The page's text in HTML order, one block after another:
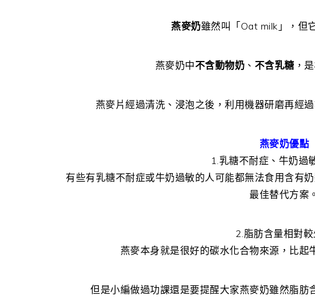
燕麥奶雖然叫「Oat milk」，但
燕麥奶中不含動物奶 、 不含乳糖 ，是
燕麥片經過清洗、浸泡之後，利用機器研磨再經
燕麥奶優點
1.乳糖不耐症、牛奶過
有些有乳糖不耐症或牛奶過敏的人可能都無法食用含有
最佳替代方案。
2.脂肪含量相對較
燕麥本身就是很好的碳水化合物來源，比起
但是小編做過功課還是要提醒大家燕麥奶雖然脂肪